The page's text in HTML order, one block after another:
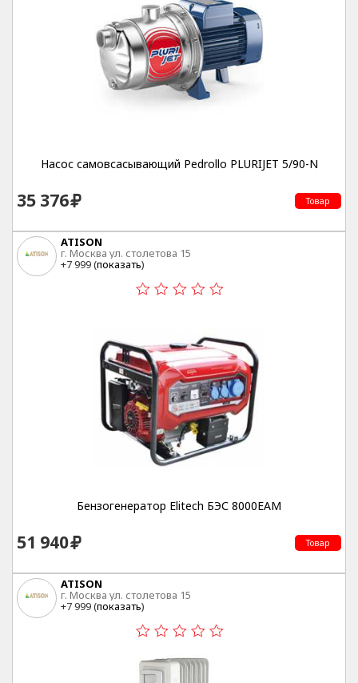
Насос самовсасывающий Pedrollo PLURIJET 5/90-N
35 376 Товар
ATISON
г. Москва ул. столетова 15
+7 999 (показать)
Бензогенератор Elitech БЭС 8000ЕАМ
51 940 Товар
ATISON
г. Москва ул. столетова 15
+7 999 (показать)